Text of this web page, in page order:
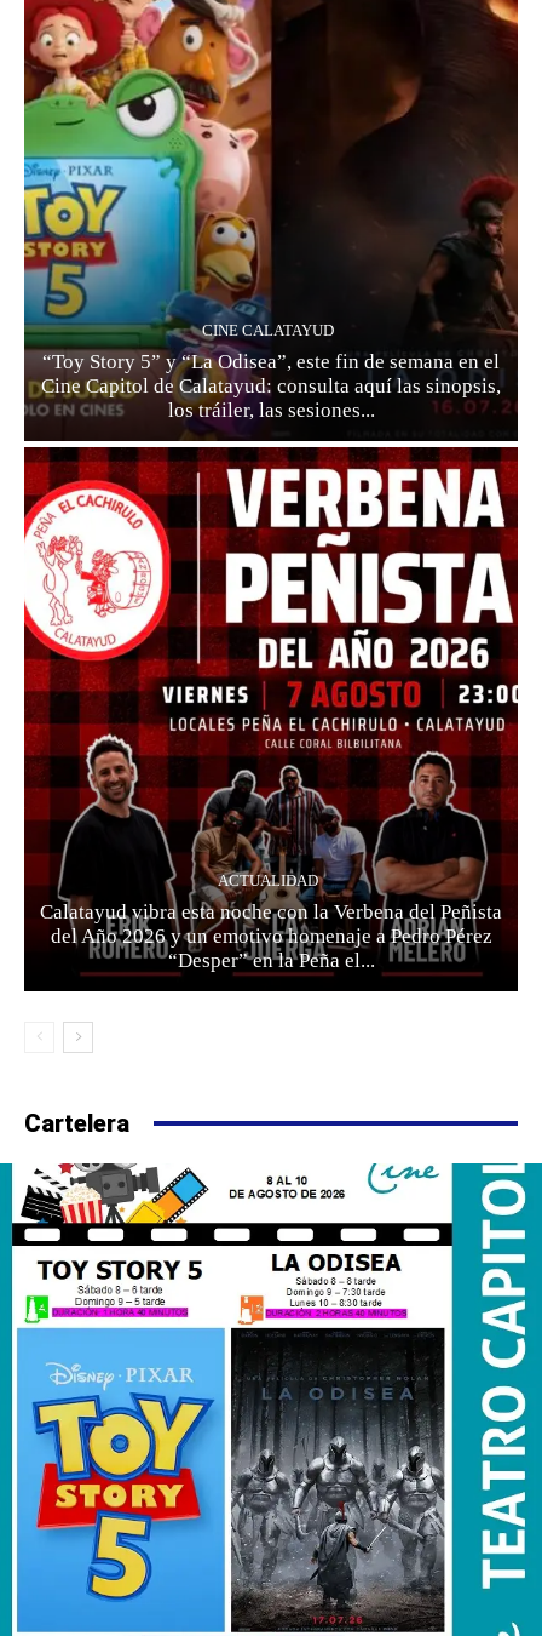
CINE CALATAYUD
“Toy Story 5” y “La Odisea”, este fin de semana en el
Cine Capitol de Calatayud: consulta aquí las sinopsis,
los tráiler, las sesiones...
ACTUALIDAD
Calatayud vibra esta noche con la Verbena del Peñista
del Año 2026 y un emotivo homenaje a Pedro Pérez
“Desper” en la Peña el...
Cartelera